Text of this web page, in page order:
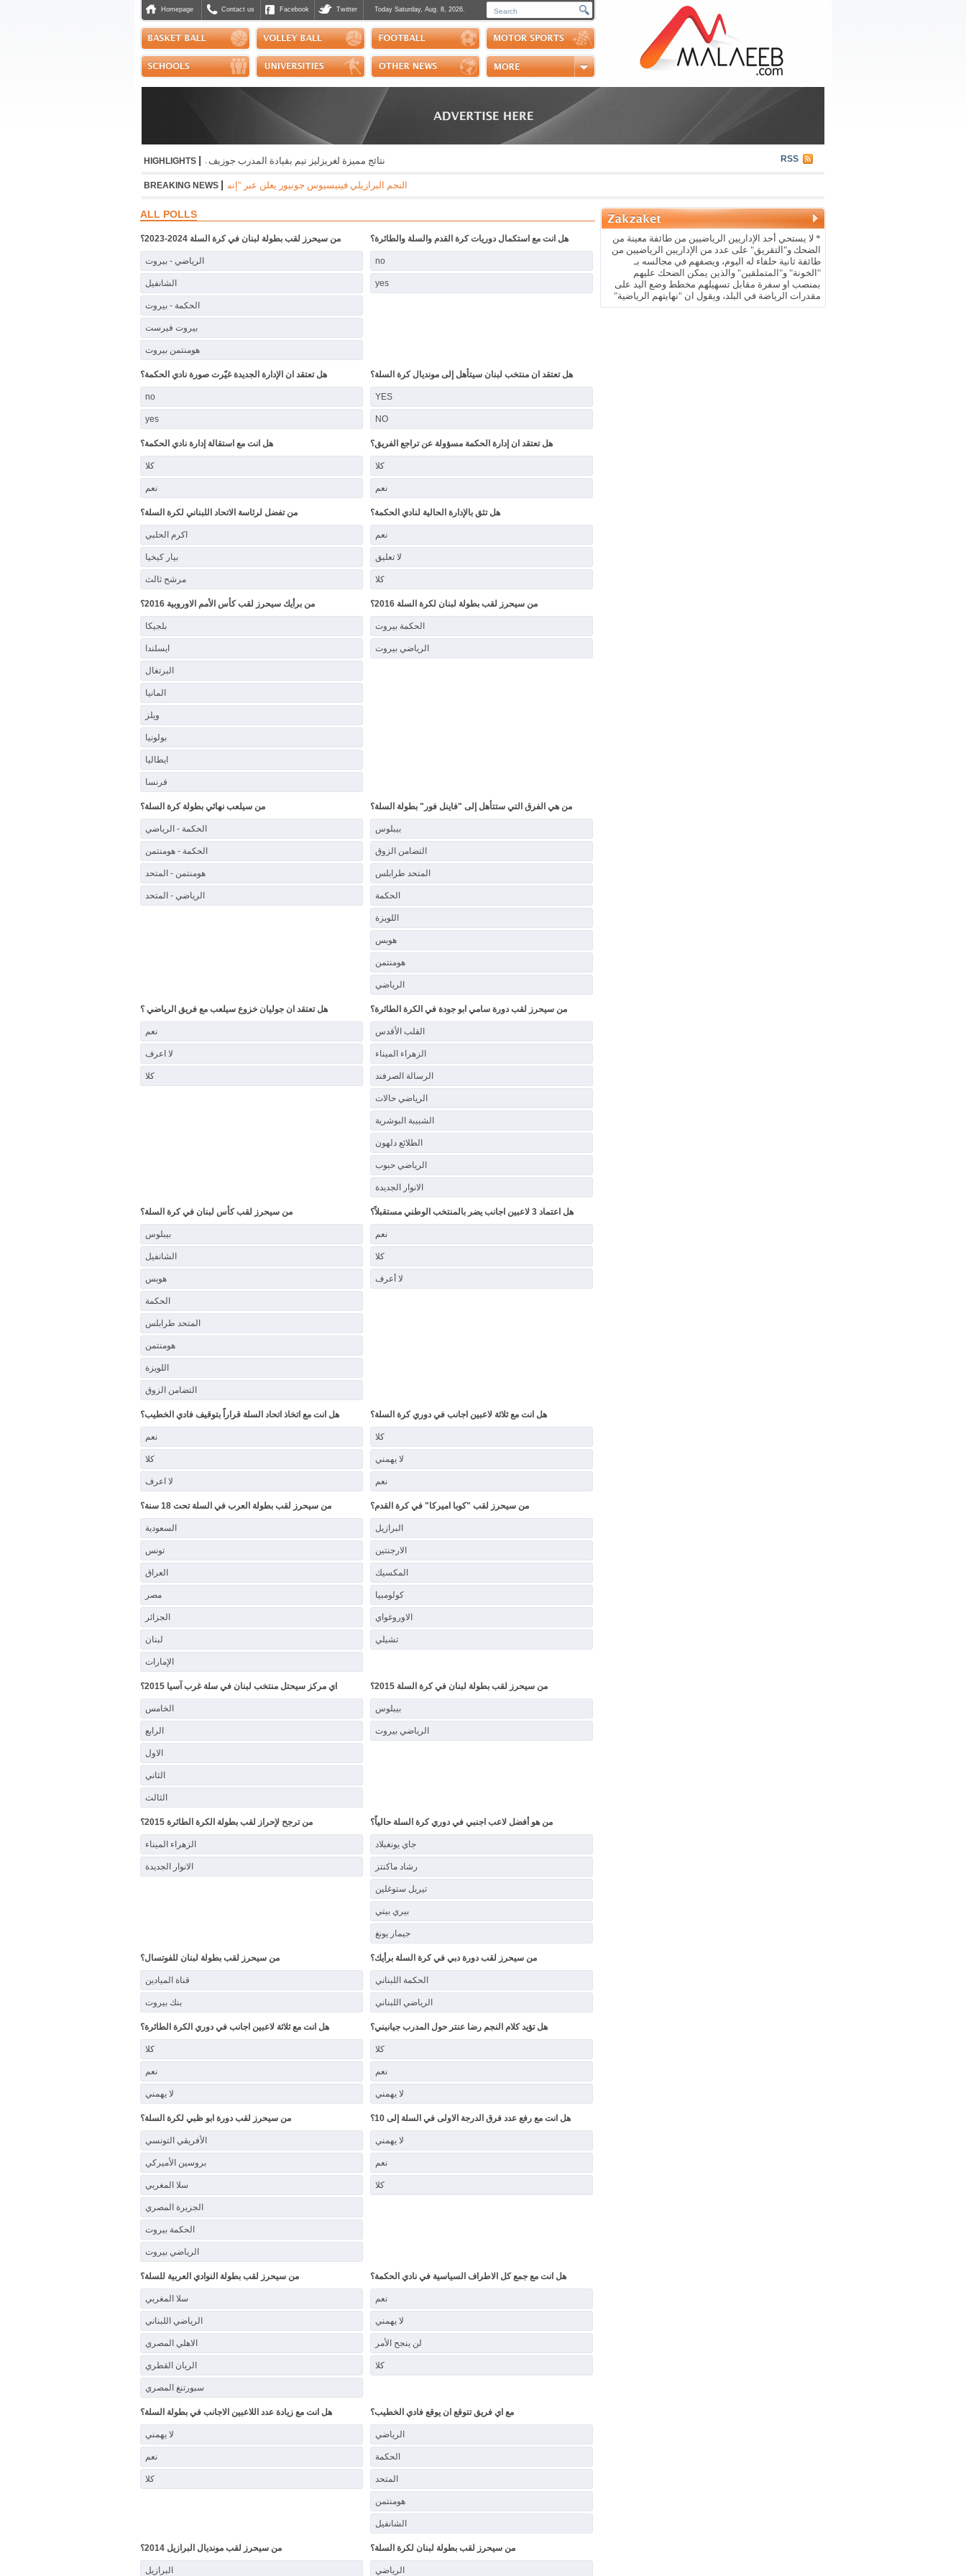
Homepage Contact us Facebook Twitter Today Saturday, Aug. 8, 2026.
Polls
Scores
Handball
HIGHLIGHTS |
إنجاز مشرّف للبنان دولياً في رياضة الجوجيتسو | نتائج مميزة لغريزليز تيم بقيادة المدرب جوزيف رميا RSS
BREAKING NEWS |
النجم البرازيلي فينيسيوس جونيور يعلن عبر "إنستغرام" تمديد عقده مع ريال مدريد الاسباني لست سنوات مقبلة براتب سنوي بقيمة 24
ALL POLLS
من سيحرز لقب بطولة لبنان في كرة السلة 2024-2023؟
الرياضي - بيروت
الشانفيل
الحكمة - بيروت
بيروت فيرست
هومنتمن بيروت
هل انت مع استكمال دوريات كرة القدم والسلة والطائرة؟
no
yes
هل تعتقد ان الإدارة الجديدة غيّرت صورة نادي الحكمة؟
no
yes
هل تعتقد ان منتخب لبنان سيتأهل إلى مونديال كرة السلة؟
YES
NO
هل انت مع استقالة إدارة نادي الحكمة؟
كلا
نعم
هل تعتقد ان إدارة الحكمة مسؤولة عن تراجع الفريق؟
كلا
نعم
من تفضل لرئاسة الاتحاد اللبناني لكرة السلة؟
اكرم الحلبي
بيار كيخيا
مرشح ثالث
هل تثق بالإدارة الحالية لنادي الحكمة؟
نعم
لا تعليق
كلا
من برأيك سيحرز لقب كأس الأمم الاوروبية 2016؟
بلجيكا
ايسلندا
البرتغال
المانيا
ويلز
بولونيا
ايطاليا
فرنسا
من سيحرز لقب بطولة لبنان لكرة السلة 2016؟
الحكمة بيروت
الرياضي بيروت
من سيلعب نهائي بطولة كرة السلة؟
الحكمة - الرياضي
الحكمة - هومنتمن
هومنتمن - المتحد
الرياضي - المتحد
من هي الفرق التي ستتأهل إلى "فاينل فور" بطولة السلة؟
بيبلوس
التضامن الزوق
المتحد طرابلس
الحكمة
اللويزة
هوبس
هومنتمن
الرياضي
هل تعتقد ان جوليان خزوع سيلعب مع فريق الرياضي ؟
نعم
لا اعرف
كلا
من سيحرز لقب دورة سامي ابو جودة في الكرة الطائرة؟
القلب الأقدس
الزهراء الميناء
الرسالة الصرفند
الرياضي حالات
الشبيبة البوشرية
الطلائع دلهون
الرياضي حبوب
الانوار الجديدة
من سيحرز لقب كأس لبنان في كرة السلة؟
بيبلوس
الشانفيل
هوبس
الحكمة
المتحد طرابلس
هومنتمن
اللويزة
التضامن الزوق
هل اعتماد 3 لاعبين اجانب يضر بالمنتخب الوطني مستقبلاً؟
نعم
كلا
لا أعرف
هل انت مع اتخاذ اتحاد السلة قراراً بتوقيف فادي الخطيب؟
نعم
كلا
لا اعرف
هل انت مع ثلاثة لاعبين اجانب في دوري كرة السلة؟
كلا
لا يهمني
نعم
من سيحرز لقب بطولة العرب في السلة تحت 18 سنة؟
السعودية
تونس
العراق
مصر
الجزائر
لبنان
الإمارات
من سيحرز لقب "كوبا اميركا" في كرة القدم؟
البرازيل
الارجنتين
المكسيك
كولومبيا
الاوروغواي
تشيلي
اي مركز سيحتل منتخب لبنان في سلة غرب آسيا 2015؟
الخامس
الرابع
الاول
الثاني
الثالث
من سيحرز لقب بطولة لبنان في كرة السلة 2015؟
بيبلوس
الرياضي بيروت
من ترجح لإحراز لقب بطولة الكرة الطائرة 2015؟
الزهراء الميناء
الانوار الجديدة
من هو أفضل لاعب اجنبي في دوري كرة السلة حالياً؟
جاي يونغبلاد
رشاد ماكنتز
تيريل ستوغلين
بيري بيتي
جيمار يونغ
من سيحرز لقب بطولة لبنان للفوتسال؟
قناة الميادين
بنك بيروت
من سيحرز لقب دورة دبي في كرة السلة برأيك؟
الحكمة اللبناني
الرياضي اللبناني
هل انت مع ثلاثة لاعبين اجانب في دوري الكرة الطائرة؟
كلا
نعم
لا يهمني
هل تؤيد كلام النجم رضا عنتر حول المدرب جيانيني؟
كلا
نعم
لا يهمني
من سيحرز لقب دورة ابو ظبي لكرة السلة؟
الأفريقي التونسي
بروسين الأميركي
سلا المغربي
الجزيرة المصري
الحكمة بيروت
الرياضي بيروت
هل انت مع رفع عدد فرق الدرجة الاولى في السلة إلى 10؟
لا يهمني
نعم
كلا
من سيحرز لقب بطولة النوادي العربية للسلة؟
سلا المغربي
الرياضي اللبناني
الاهلي المصري
الريان القطري
سبورتنغ المصري
هل انت مع جمع كل الاطراف السياسية في نادي الحكمة؟
نعم
لا يهمني
لن ينجح الأمر
كلا
هل انت مع زيادة عدد اللاعبين الاجانب في بطولة السلة؟
لا يهمني
نعم
كلا
مع اي فريق تتوقع ان يوقع فادي الخطيب؟
الرياضي
الحكمة
المتحد
هومنتمن
الشانفيل
من سيحرز لقب مونديال البرازيل 2014؟
البرازيل
من سيحرز لقب بطولة لبنان لكرة السلة؟
الرياضي
* لا يستحي أحد الإداريين الرياضيين من طائفة معينة من
الضحك و"التقريق" على عدد من الإداريين الرياضيين من
طائفة ثانية حلفاء له اليوم، ويصفهم في مجالسه بـ
"الخونة" و"المتملقين" والذين يمكن الضحك عليهم
بمنصب او سفرة مقابل تسهيلهم مخطط وضع اليد على
مقدرات الرياضة في البلد، ويقول ان "نهايتهم الرياضية"